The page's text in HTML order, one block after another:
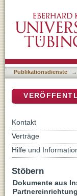
Publikationsdienste →
Kontakt
Verträge
Hilfe und
Stöbern
Dokumente aus